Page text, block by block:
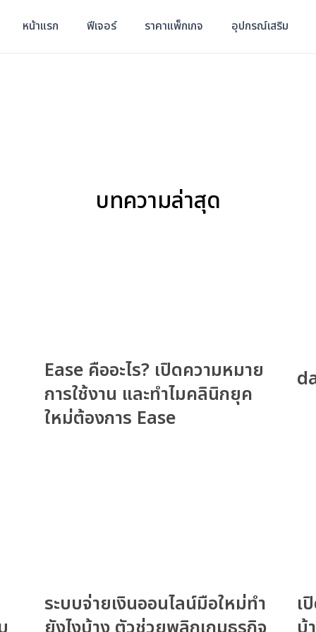
หน้าแรก ฟีเจอร์ ราคาแพ็กเกจ อุปกรณ์เสริม
บทความล่าสุด
Ease คืออะไร? เปิดความหมาย
การใช้งาน และทำไมคลินิกยุค
ใหม่ต้องการ Ease
ระบบจ่ายเงินออนไลน์มือใหม่ทำ
เ